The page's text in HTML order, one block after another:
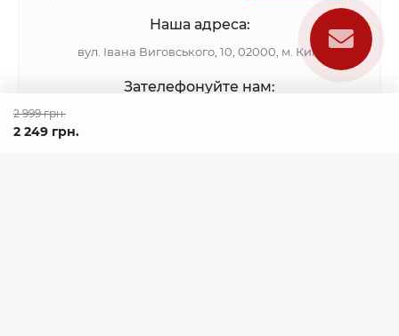
2 999 грн.
2 249 грн.
Наша адреса:
вул. Івана Виговського, 10, 02000, м. Київ
Зателефонуйте нам: